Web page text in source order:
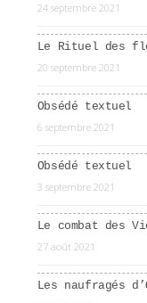
24 septembre 2021
Le Rituel des
20 septembre 2021
Obsédé textuel
6 septembre 2021
Obsédé textuel
3 septembre 2021
Le combat des
27 août 2021
Les naufragés